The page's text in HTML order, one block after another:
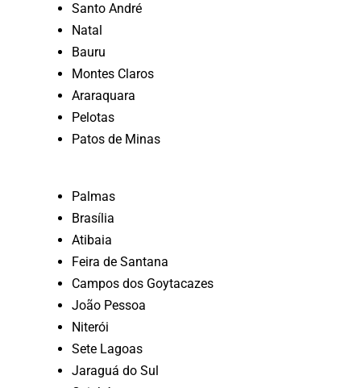
Santo André
Natal
Bauru
Montes Claros
Araraquara
Pelotas
Patos de Minas
Palmas
Brasília
Atibaia
Feira de Santana
Campos dos Goytacazes
João Pessoa
Niterói
Sete Lagoas
Jaraguá do Sul